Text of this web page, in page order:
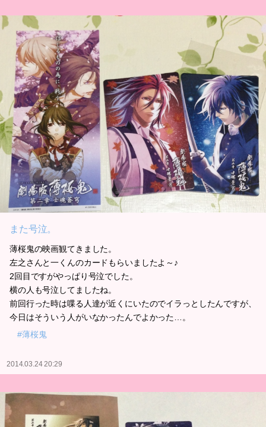
また号泣。
薄桜鬼の映画観てきました。
左之さんと一くんのカードもらいましたよ～♪
2回目ですがやっぱり号泣でした。
横の人も号泣してましたね。
前回行った時は喋る人達が近くにいたのでイラっとしたんですが、
今日はそういう人がいなかったんでよかった…。
#薄桜鬼
2014.03.24 20:29